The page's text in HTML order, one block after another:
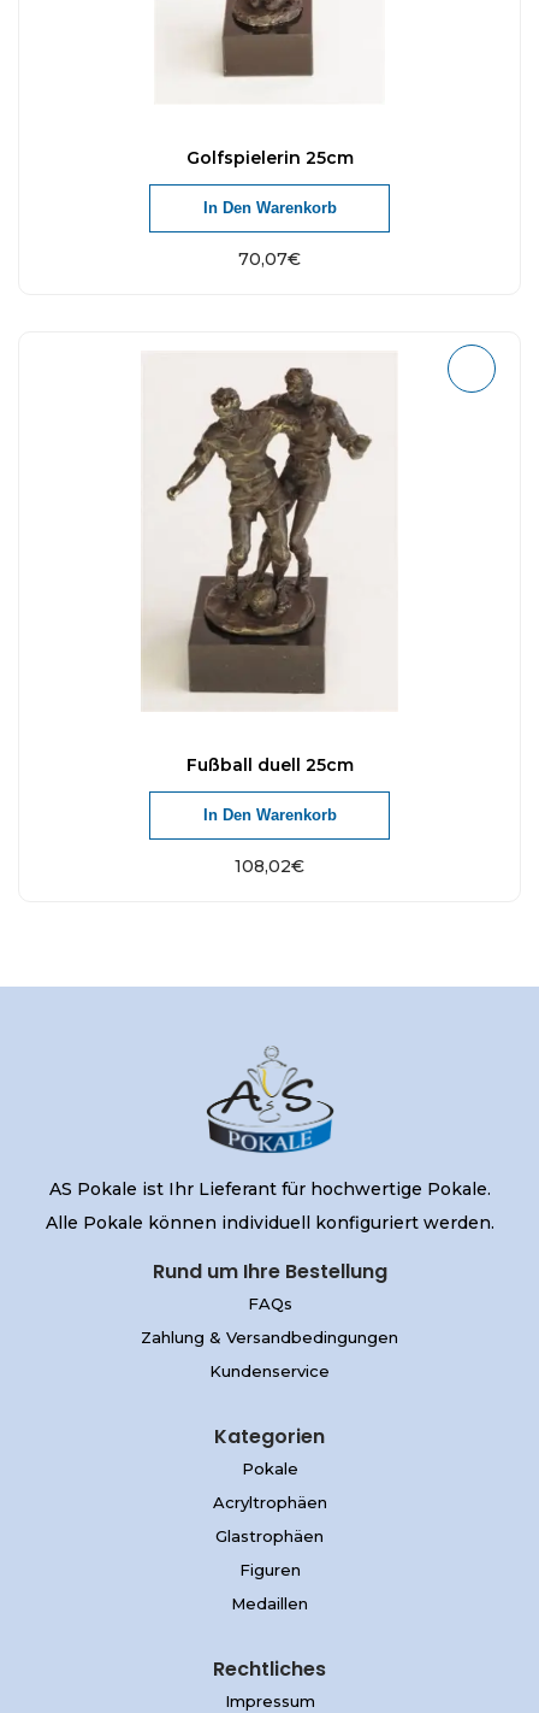
Golfspielerin 25cm
70,07€
In Den Warenkorb
Fußball duell 25cm
108,02€
In Den Warenkorb
AS Pokale ist Ihr Lieferant für hochwertige Pokale.
Alle Pokale können individuell konfiguriert werden.
Rund um Ihre Bestellung
FAQs
Zahlung & Versandbedingungen
Kundenservice
Kategorien
Pokale
Acryltrophäen
Glastrophäen
Figuren
Medaillen
Rechtliches
Impressum